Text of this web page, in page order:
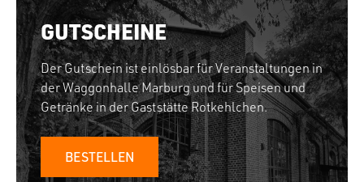
GUTSCHEINE
Der Gutschein ist einlösbar für Veranstaltungen in
der Waggonhalle Marburg und für Speisen und
Getränke in der Gaststätte Rotkehlchen.
BESTELLEN